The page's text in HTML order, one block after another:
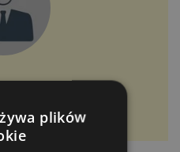
atr express
plików